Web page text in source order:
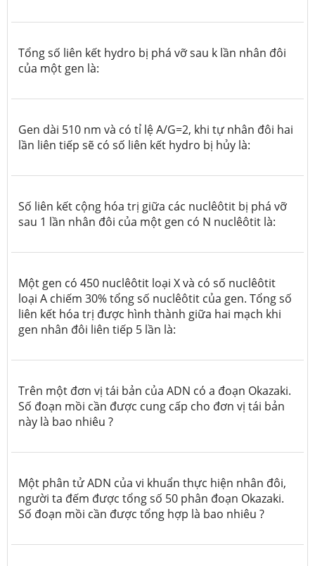
Tổng số liên kết hydro bị phá vỡ sau k lần nhân đôi
của một gen là:
Gen dài 510 nm và có tỉ lệ A/G=2, khi tự nhân đôi hai
lần liên tiếp sẽ có số liên kết hydro bị hủy là:
Số liên kết cộng hóa trị giữa các nuclêôtit bị phá vỡ
sau 1 lần nhân đôi của một gen có N nuclêôtit là:
Một gen có 450 nuclêôtit loại X và có số nuclêôtit
loại A chiếm 30% tổng số nuclêôtit của gen. Tổng số
liên kết hóa trị được hình thành giữa hai mạch khi
gen nhân đôi liên tiếp 5 lần là:
Trên một đơn vị tái bản của ADN có a đoạn Okazaki.
Số đoạn mồi cần được cung cấp cho đơn vị tái bản
này là bao nhiêu ?
Một phân tử ADN của vi khuẩn thực hiện nhân đôi,
người ta đếm được tổng số 50 phân đoạn Okazaki.
Số đoạn mồi cần được tổng hợp là bao nhiêu ?